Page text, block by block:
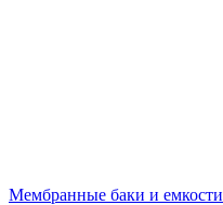
Мембранные баки и емкости